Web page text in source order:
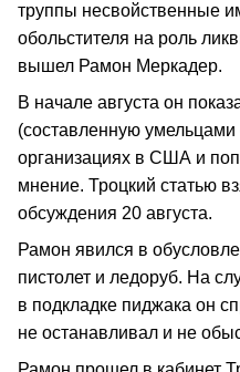
труппы несвойственные
обольстителя на роль
вышел Рамон Меркадер.
В начале августа он
(составленную умельцами
организациях в США и
мнение. Троцкий статью
обсуждения 20 августа.
Рамон явился в
пистолет и ледоруб. На
в подкладке пиджака он
не останавливал и не